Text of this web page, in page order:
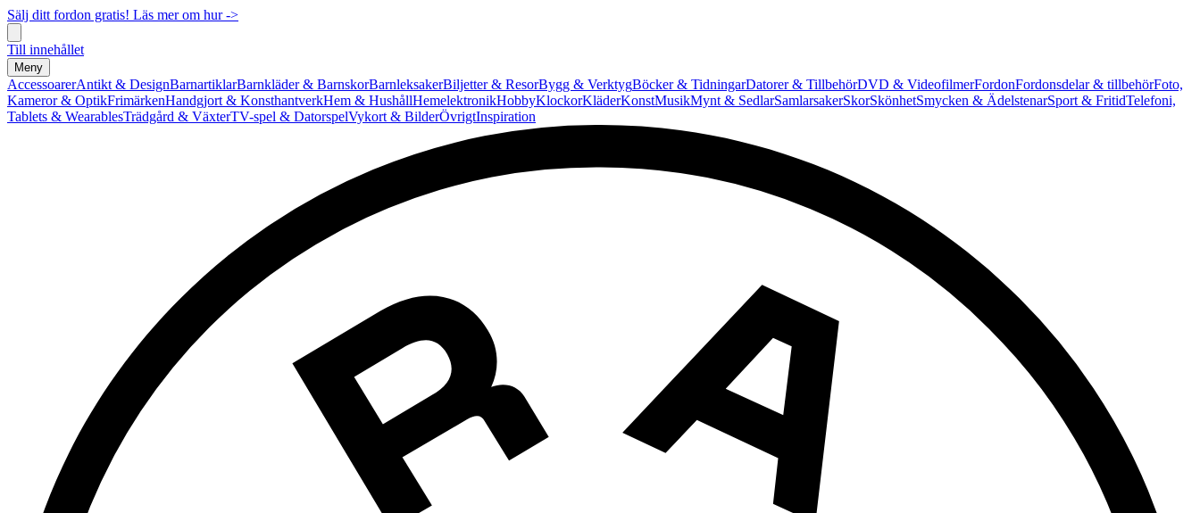
Sälj ditt fordon gratis! Läs mer om hur ->
Till innehållet
Meny
AccessoarerAntikt & DesignBarnartiklarBarnkläder & BarnskorBarnleksakerBiljetter & ResorBygg & VerktygBöcker & TidningarDatorer & TillbehörDVD & VideofilmerFordonFordonsdelar & tillbehörFoto,
Kameror & OptikFrimärkenHandgjort & KonsthantverkHem & HushållHemelektronikHobbyKlockorKläderKonstMusikMynt & SedlarSamlarsakerSkorSkönhetSmycken & ÄdelstenarSport & FritidTelefoni,
Tablets & WearablesTrädgård & VäxterTV-spel & DatorspelVykort & BilderÖvrigtInspiration